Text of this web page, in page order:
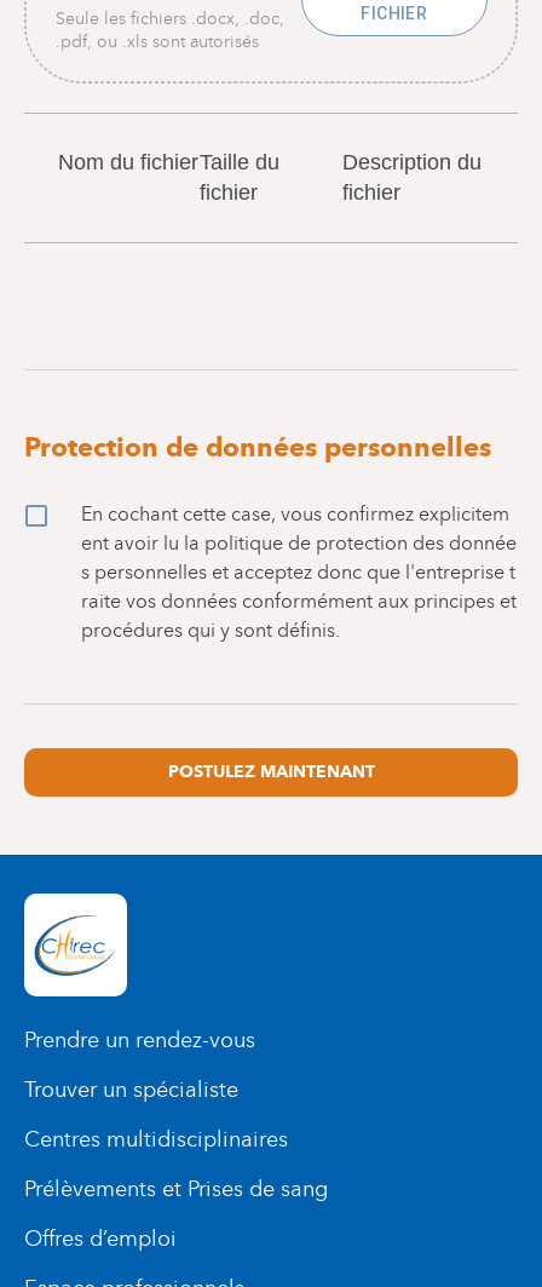
Nom du fichierTaille du
fichier
Description du
fichier
Seule les fichiers .docx, .doc,
.pdf, ou .xls sont autorisés
FICHIER
Protection de données personnelles
En cochant cette case, vous confirmez explicitem
ent avoir lu la politique de protection des donnée
s personnelles et acceptez donc que l'entreprise t
raite vos données conformément aux principes et
procédures qui y sont définis.
POSTULEZ MAINTENANT
Prendre un rendez-vous
Trouver un spécialiste
Centres multidisciplinaires
Prélèvements et Prises de sang
Offres d’emploi